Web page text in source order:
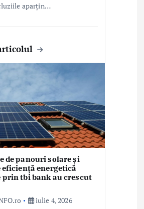
aparțin…
de panouri solare și
energetică
tbi bank au crescut
iulie 4, 2026